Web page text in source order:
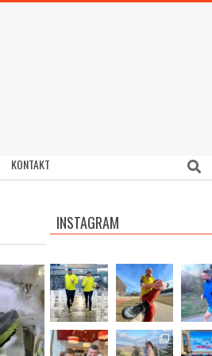
KONTAKT Search
INSTAGRAM